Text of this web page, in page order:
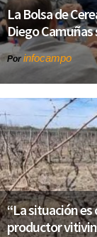
La Bolsa de
Diego Camuñas
Por infocampo
“La situación
productor